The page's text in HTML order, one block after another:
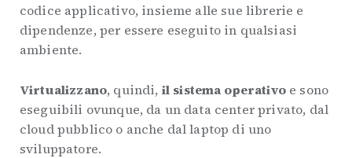
codice applicativo, insieme alle sue librerie e
dipendenze, per essere eseguito in qualsiasi
ambiente.
Virtualizzano, quindi, il sistema operativoe sono
eseguibili ovunque, da un data center privato, dal
cloud pubblico o anche dal laptop di uno
sviluppatore.